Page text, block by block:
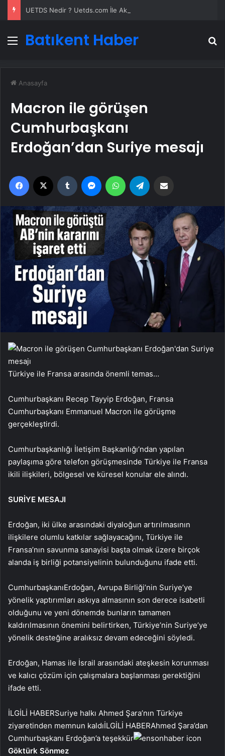
Menü
Batıkent Haber
Anasayfa
Macron ile görüşen
Cumhurbaşkanı
Erdoğan’dan Suriye mesajı
Facebook Tumblr MessengerWhatsApp
Türkiye ile Fransa arasında önemli temas…
Cumhurbaşkanı Recep Tayyip Erdoğan, Fransa
Cumhurbaşkanı Emmanuel Macron ile görüşme
gerçekleştirdi.
Cumhurbaşkanlığı İletişim Başkanlığı’ndan yapılan
paylaşıma göre telefon görüşmesinde Türkiye ile Fransa
ikili ilişkileri, bölgesel ve küresel konular ele alındı.
SURİYE MESAJI
Erdoğan, iki ülke arasındaki diyaloğun artırılmasının
ilişkilere olumlu katkılar sağlayacağını, Türkiye ile
Fransa’nın savunma sanayisi başta olmak üzere birçok
alanda iş birliği potansiyelinin bulunduğunu ifade etti.
CumhurbaşkanıErdoğan, Avrupa Birliği’nin Suriye’ye
yönelik yaptırımları askıya almasının son derece isabetli
olduğunu ve yeni dönemde bunların tamamen
kaldırılmasının önemini belirtirken, Türkiye’nin Suriye’ye
yönelik desteğine aralıksız devam edeceğini söyledi.
Erdoğan, Hamas ile İsrail arasındaki ateşkesin korunması
ve kalıcı çözüm için çalışmalara başlanması gerektiğini
ifade etti.
İLGİLİ HABERSuriye halkı Ahmed Şara’nın Türkiye
ziyaretinden memnun kaldıİLGİLİ HABERAhmed Şara’dan
Cumhurbaşkanı Erdoğan’a teşekkür
Göktürk Sönmez